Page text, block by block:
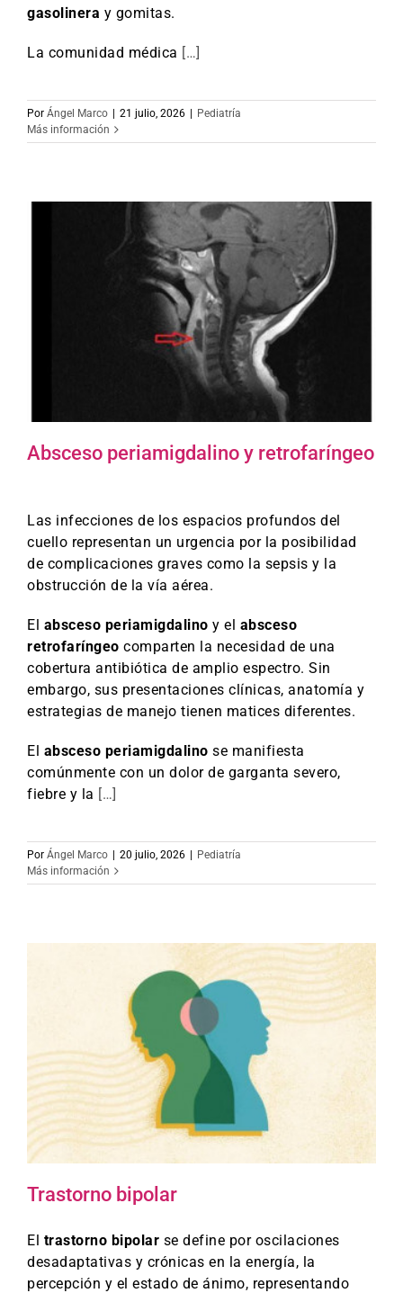
gasolinera y gomitas.
La comunidad médica […]
Por Ángel Marco | 21 julio, 2026 | Pediatría
Más información
Absceso periamigdalino y retrofaríngeo
Las infecciones de los espacios profundos del
cuello representan un urgencia por la posibilidad
de complicaciones graves como la sepsis y la
obstrucción de la vía aérea.
El absceso periamigdalino y el absceso
retrofaríngeo comparten la necesidad de una
cobertura antibiótica de amplio espectro. Sin
embargo, sus presentaciones clínicas, anatomía y
estrategias de manejo tienen matices diferentes.
El absceso periamigdalino se manifiesta
comúnmente con un dolor de garganta severo,
fiebre y la […]
Por Ángel Marco | 20 julio, 2026 | Pediatría
Más información
Trastorno bipolar
El trastorno bipolar se define por oscilaciones
desadaptativas y crónicas en la energía, la
percepción y el estado de ánimo, representando